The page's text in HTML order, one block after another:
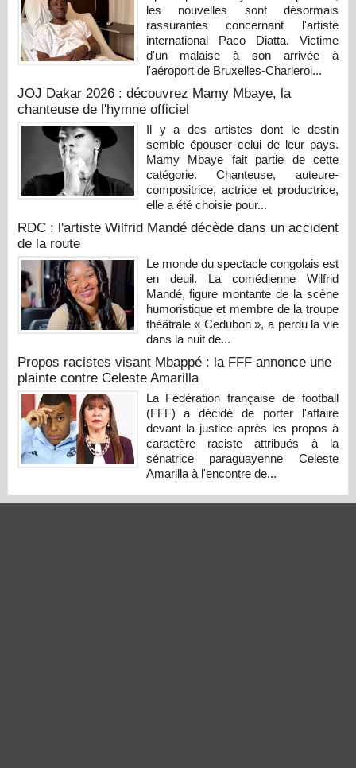
les nouvelles sont désormais
rassurantes concernant l'artiste
international Paco Diatta. Victime
d'un malaise à son arrivée à
l'aéroport de Bruxelles-Charleroi...
JOJ Dakar 2026 : découvrez Mamy Mbaye, la
chanteuse de l'hymne officiel
Il y a des artistes dont le destin
semble épouser celui de leur pays.
Mamy Mbaye fait partie de cette
catégorie. Chanteuse, auteure-
compositrice, actrice et productrice,
elle a été choisie pour...
RDC : l'artiste Wilfrid Mandé décède dans un accident
de la route
Le monde du spectacle congolais est
en deuil. La comédienne Wilfrid
Mandé, figure montante de la scène
humoristique et membre de la troupe
théâtrale « Cedubon », a perdu la vie
dans la nuit de...
Propos racistes visant Mbappé : la FFF annonce une
plainte contre Celeste Amarilla
La Fédération française de football
(FFF) a décidé de porter l'affaire
devant la justice après les propos à
caractère raciste attribués à la
sénatrice paraguayenne Celeste
Amarilla à l'encontre de...